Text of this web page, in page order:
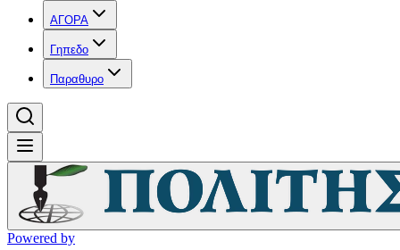
ΑΓΟΡΑ
Γηπεδο
Παραθυρο
Powered by